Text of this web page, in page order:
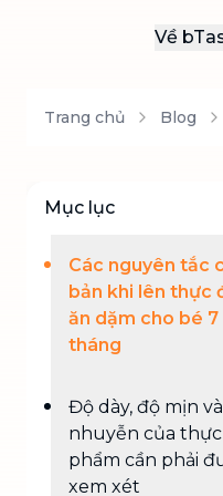
Về
Trang chủ Blog
Mục lục
Các nguyên tắc
bản khi lên thực
ăn dặm cho bé 7
tháng
Độ dày, độ mịn
nhuyễn của thực
phẩm cần phải
xem xét